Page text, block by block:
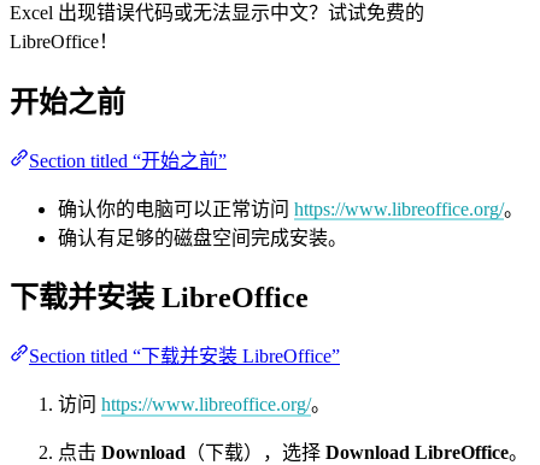
Excel 出现错误代码或无法显示中文？试试免费的
LibreOffice！
开始之前
Section titled “开始之前”
确认你的电脑可以正常访问 https://www.libreoffice.org/。
确认有足够的磁盘空间完成安装。
下载并安装 LibreOffice
Section titled “下载并安装 LibreOffice”
访问 https://www.libreoffice.org/。
点击 Download （下载），选择 Download LibreOffice。